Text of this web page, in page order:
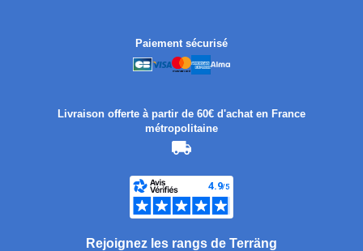
Paiement sécurisé
Livraison offerte à partir de 60€ d'achat en France
métropolitaine
Rejoignez les rangs de Terräng